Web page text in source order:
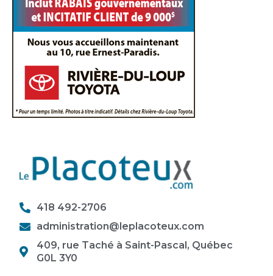
418 492-2706
administration@leplacoteux.com
409, rue Taché à Saint-Pascal, Québec
G0L 3Y0